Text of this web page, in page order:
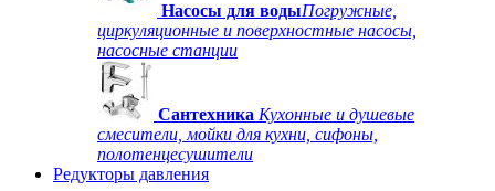
Насосы для водыПогружные,
циркуляционные и поверхностные насосы,
насосные станции
Сантехника Кухонные и душевые
смесители, мойки для кухни, сифоны,
полотенцесушители
Редукторы давления